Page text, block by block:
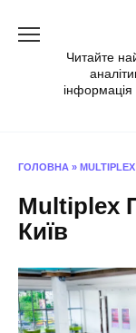
Читайте
ГОЛОВНА »
Multiplex
Київ